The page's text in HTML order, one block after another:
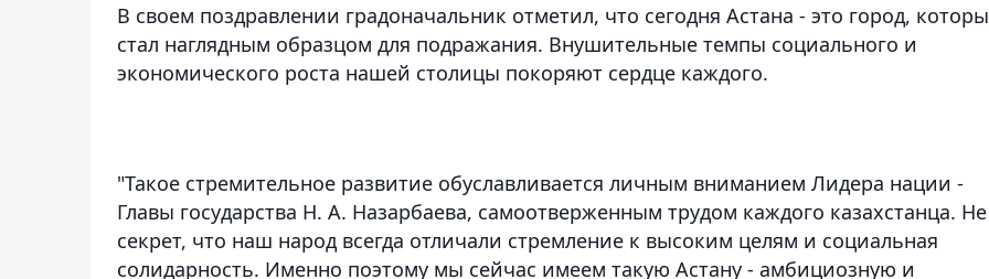
В своем поздравлении градоначальник отметил, что сегодня Астана - это город,
стал наглядным образцом для подражания. Внушительные темпы социального и
экономического роста нашей столицы покоряют сердце каждого.
"Такое стремительное развитие обуславливается личным вниманием Лидера нации -
Главы государства Н. А. Назарбаева, самоотверженным трудом каждого казахстанца. Не
секрет, что наш народ всегда отличали стремление к высоким целям и социальная
солидарность. Именно поэтому мы сейчас имеем такую Астану - амбициозную и